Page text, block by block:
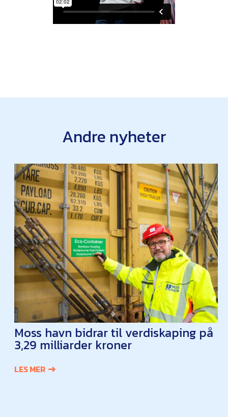
Andre nyheter
Moss havn bidrar til verdiskaping på
3,29 milliarder kroner
LES MER